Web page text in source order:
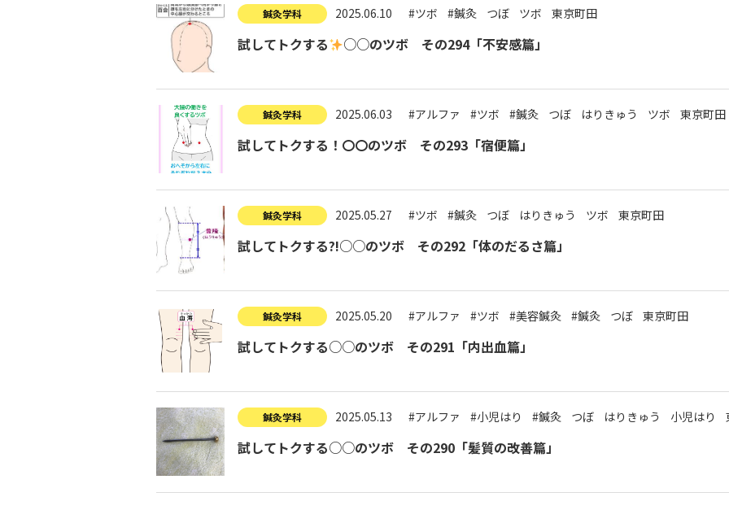
鍼灸学科 2025.06.10 #ツボ #鍼灸 つぼ ツボ 東京町田
試してトクする ○○のツボ その294「不安感篇」
鍼灸学科 2025.06.03 #アルファ #ツボ #鍼灸 つぼ はりきゅう ツボ 東京町田
試してトクする！〇〇のツボ その293「宿便篇」
鍼灸学科 2025.05.27 #ツボ #鍼灸 つぼ はりきゅう ツボ 東京町田
試してトクする?!○○のツボ その292「体のだるさ篇」
鍼灸学科 2025.05.20 #アルファ #ツボ #美容鍼灸 #鍼灸 つぼ 東京町田
試してトクする○○のツボ その291「内出血篇」
鍼灸学科 2025.05.13 #アルファ #小児はり #鍼灸 つぼ はりきゅう 小児はり
試してトクする○○のツボ その290「髪質の改善篇」